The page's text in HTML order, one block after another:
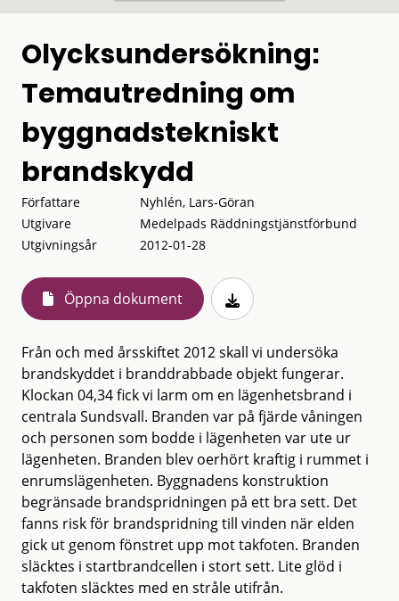
Olycksundersökning:
Temautredning om
byggnadstekniskt
brandskydd
Författare
Nyhlén, Lars-Göran
Utgivare
Medelpads Räddningstjänstförbund
Utgivningsår
2012-01-28
Öppna dokument
Från och med årsskiftet 2012 skall vi undersöka
brandskyddet i branddrabbade objekt fungerar.
Klockan 04,34 fick vi larm om en lägenhetsbrand i
centrala Sundsvall. Branden var på fjärde våningen
och personen som bodde i lägenheten var ute ur
lägenheten. Branden blev oerhört kraftig i rummet i
enrumslägenheten. Byggnadens konstruktion
begränsade brandspridningen på ett bra sett. Det
fanns risk för brandspridning till vinden när elden
gick ut genom fönstret upp mot takfoten. Branden
släcktes i startbrandcellen i stort sett. Lite glöd i
takfoten släcktes med en stråle utifrån.